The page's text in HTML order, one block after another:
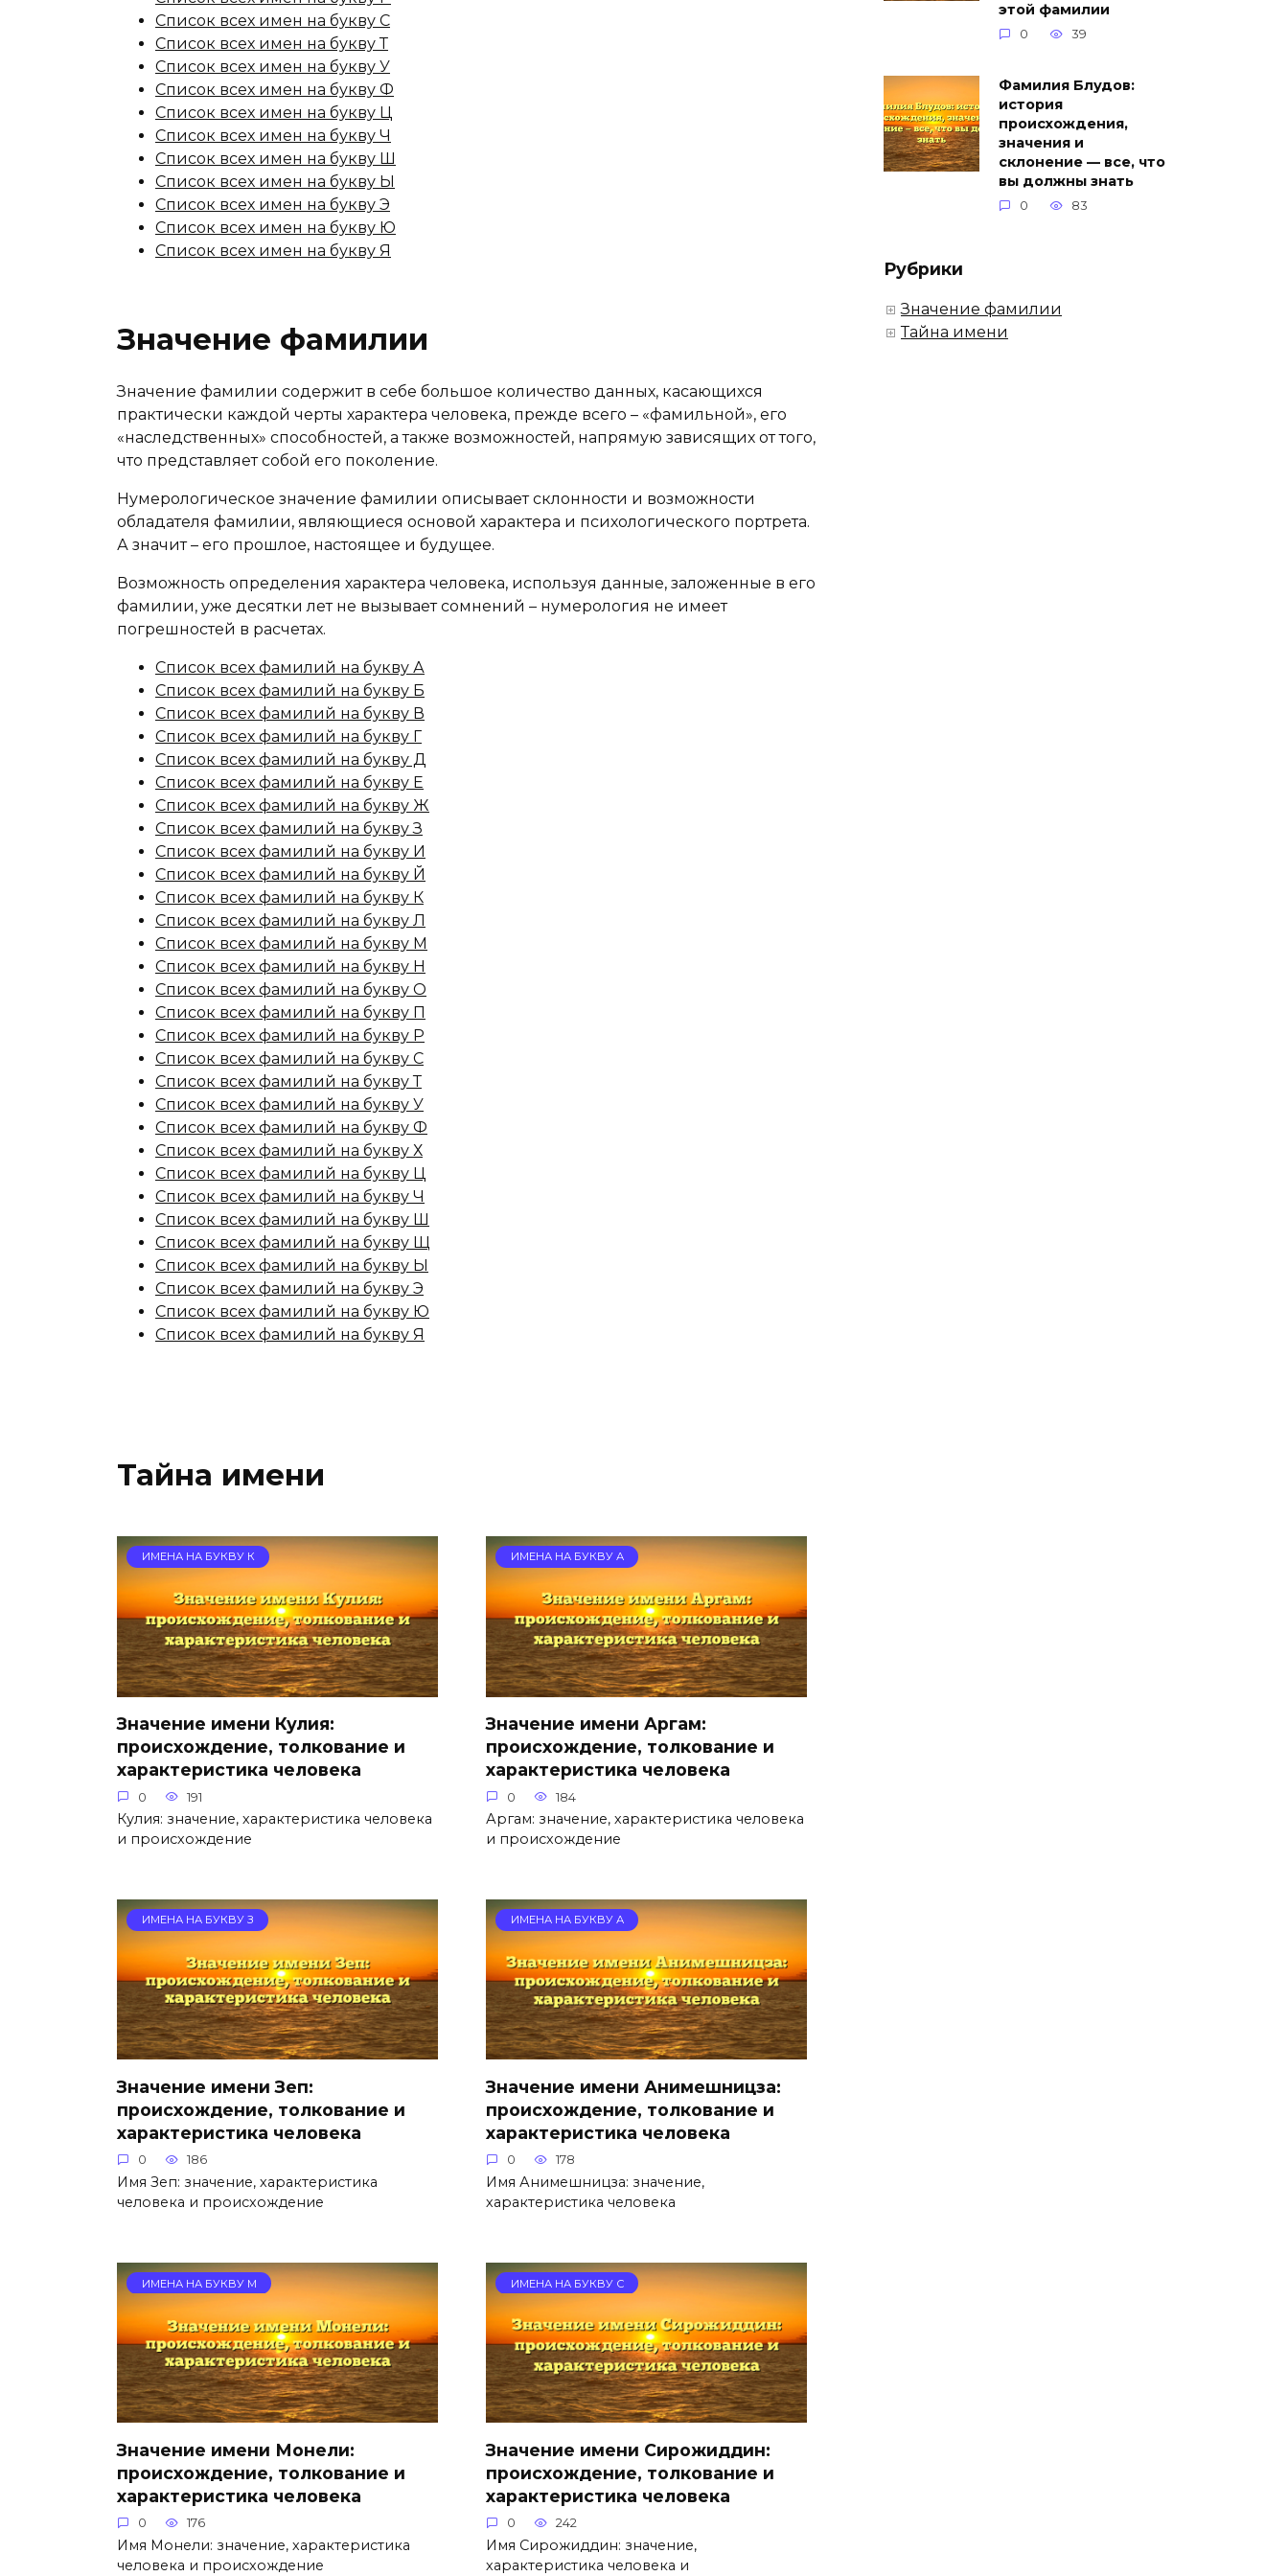
Список всех имен на букву С
Список всех имен на букву Т
Список всех имен на букву У
Список всех имен на букву Ф
Список всех имен на букву Ц
Список всех имен на букву Ч
Список всех имен на букву Ш
Список всех имен на букву Ы
Список всех имен на букву Э
Список всех имен на букву Ю
Список всех имен на букву Я
Значение фамилии
Значение фамилии содержит в себе большое количество данных, касающихся
практически каждой черты характера человека, прежде всего – «фамильной», его
«наследственных» способностей, а также возможностей, напрямую зависящих от того,
что представляет собой его поколение.
Нумерологическое значение фамилии описывает склонности и возможности
обладателя фамилии, являющиеся основой характера и психологического портрета.
А значит – его прошлое, настоящее и будущее.
Возможность определения характера человека, используя данные, заложенные в его
фамилии, уже десятки лет не вызывает сомнений – нумерология не имеет
погрешностей в расчетах.
Список всех фамилий на букву А
Список всех фамилий на букву Б
Список всех фамилий на букву В
Список всех фамилий на букву Г
Список всех фамилий на букву Д
Список всех фамилий на букву Е
Список всех фамилий на букву Ж
Список всех фамилий на букву З
Список всех фамилий на букву И
Список всех фамилий на букву Й
Список всех фамилий на букву К
Список всех фамилий на букву Л
Список всех фамилий на букву М
Список всех фамилий на букву Н
Список всех фамилий на букву О
Список всех фамилий на букву П
Список всех фамилий на букву Р
Список всех фамилий на букву С
Список всех фамилий на букву Т
Список всех фамилий на букву У
Список всех фамилий на букву Ф
Список всех фамилий на букву Х
Список всех фамилий на букву Ц
Список всех фамилий на букву Ч
Список всех фамилий на букву Ш
Список всех фамилий на букву Щ
Список всех фамилий на букву Ы
Список всех фамилий на букву Э
Список всех фамилий на букву Ю
Список всех фамилий на букву Я
Тайна имени
ИМЕНА НА БУКВУ К
Значение имени Кулия:
происхождение, толкование и
характеристика человека
0 191
Кулия: значение, характеристика человека
и происхождение
ИМЕНА НА БУКВУ А
Значение имени Аргам:
происхождение, толкование и
характеристика человека
0 184
Аргам: значение, характеристика человека
и происхождение
ИМЕНА НА БУКВУ З
Значение имени Зеп:
происхождение, толкование и
характеристика человека
0 186
Имя Зеп: значение, характеристика
человека и происхождение
ИМЕНА НА БУКВУ А
Значение имени Анимешницза:
происхождение, толкование и
характеристика человека
0 178
Имя Анимешницза: значение,
характеристика человека
ИМЕНА НА БУКВУ М
Значение имени Монели:
происхождение, толкование и
характеристика человека
0 176
Имя Монели: значение, характеристика
человека и происхождение
ИМЕНА НА БУКВУ С
Значение имени Сирожиддин:
происхождение, толкование и
характеристика человека
0 242
Имя Сирожиддин: значение,
характеристика человека и
этой фамилии
0 39
Фамилия Блудов:
история
происхождения,
значения и
склонение — все, что
вы должны знать
0 83
Рубрики
Значение фамилии
Тайна имени